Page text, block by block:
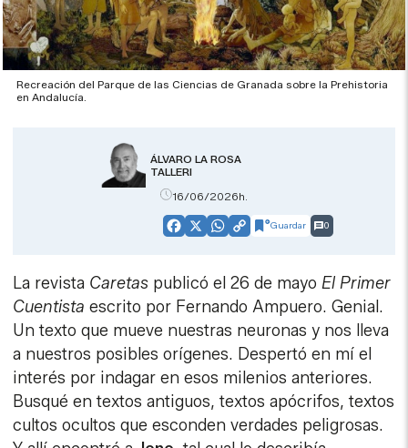
Recreación del Parque de las Ciencias de Granada sobre la Prehistoria
en Andalucía.
ÁLVARO LA ROSA
TALLERI
16/06/2026h.
Facebook
X WhatsApp
CopyGuardar 0
La revista Caretas publicó el 26 de mayoEl Primer
Cuentistaescrito por Fernando Ampuero. Genial.
Un texto que mueve nuestras neuronas y nos lleva
a nuestros posibles orígenes. Despertó en mí el
interés por indagar en esos milenios anteriores.
Busqué en textos antiguos, textos apócrifos, textos
cultos ocultos que esconden verdades peligrosas.